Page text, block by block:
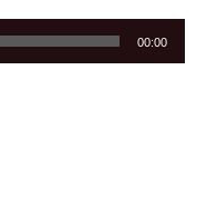
00:00